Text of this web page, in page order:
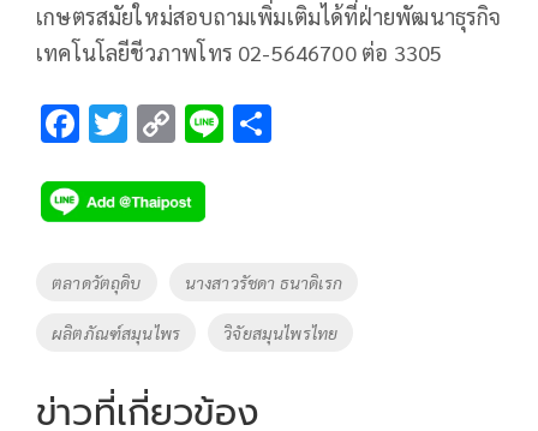
เกษตรสมัยใหม่สอบถามเพิ่มเติมได้ที่ฝ่ายพัฒนาธุรกิจ
เทคโนโลยีชีวภาพโทร 02-5646700 ต่อ 3305
F
e
b
o
o
k
T
tt
er
C
p
y
Li
k
Li
Tags
ตลาดวัตถุดิบ นางสาวรัชดา ธนาดิเรก
ผลิตภัณฑ์สมุนไพร วิจัยสมุนไพรไทย
ข่าวที่เกี่ยวข้อง